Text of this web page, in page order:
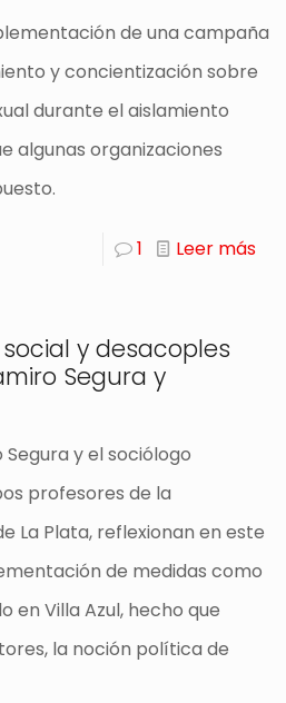
de una campaña
y concientización sobre
durante el aislamiento
algunas organizaciones
1 Leer más
y desacoples
Segura y
y el sociólogo
profesores de la
La Plata, reflexionan en este
de medidas como
en Villa Azul, hecho que
la noción política de